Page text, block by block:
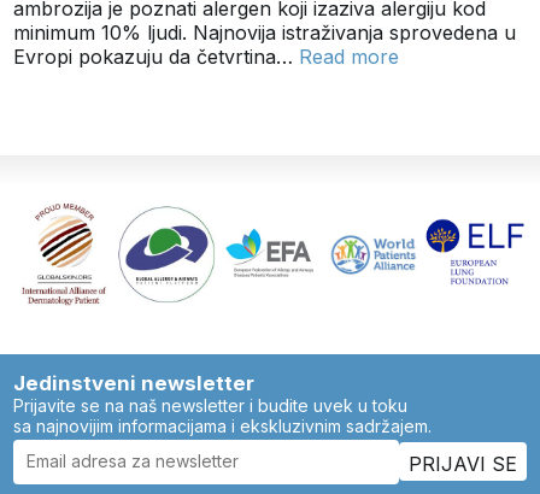
ambrozija je poznati alergen koji izaziva alergiju kod
minimum 10% ljudi. Najnovija istraživanja sprovedena u
Evropi pokazuju da četvrtina… Read more
Jedinstveni newsletter
Prijavite se na naš newsletter i budite uvek u toku
sa najnovijim informacijama i ekskluzivnim sadržajem.